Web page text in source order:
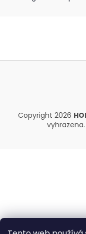
Copyright 2026
vyhrazena.